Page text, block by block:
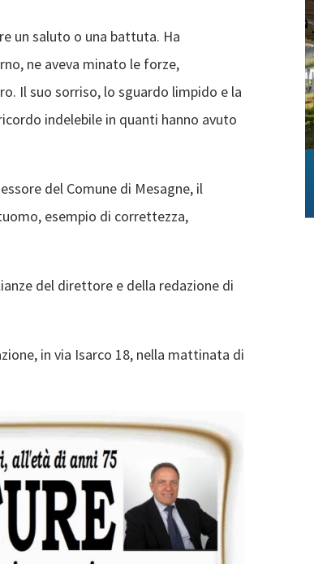
un saluto o una battuta. Ha
ne aveva minato le forze,
Il suo sorriso, lo sguardo limpido e la
indelebile in quanti hanno avuto
del Comune di Mesagne, il
esempio di correttezza,
del direttore e della redazione di
in via Isarco 18, nella mattinata di